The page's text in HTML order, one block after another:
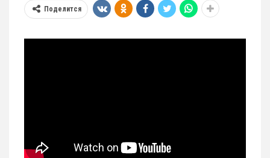
Поделится